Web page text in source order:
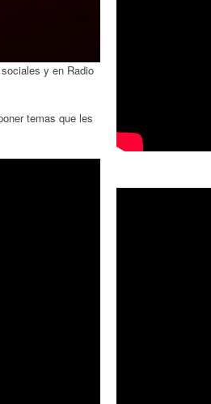
y en Radio
temas que les